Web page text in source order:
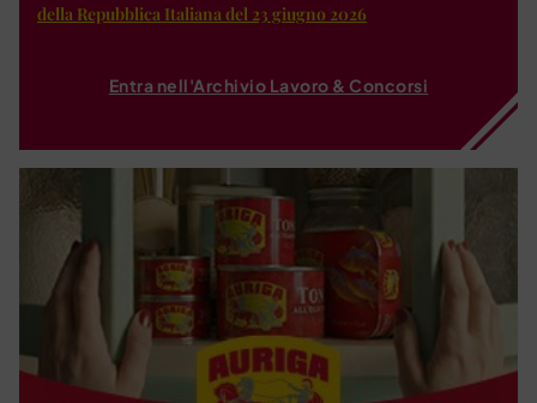
della Repubblica Italiana del 23 giugno 2026
Entra nell'Archivio Lavoro & Concorsi